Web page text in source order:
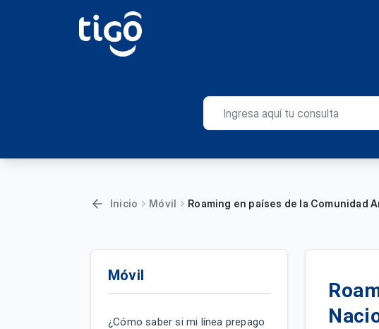
Inicio Móvil Roaming en países de la Comunidad
Móvil
¿Cómo saber si mi línea prepago